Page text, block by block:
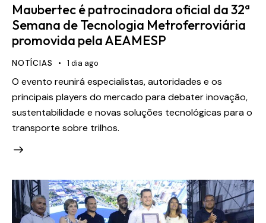
Maubertec é patrocinadora oficial da 32ª
Semana de Tecnologia Metroferroviária
promovida pela AEAMESP
NOTÍCIAS 1 dia ago
O evento reunirá especialistas, autoridades e os
principais players do mercado para debater inovação,
sustentabilidade e novas soluções tecnológicas para o
transporte sobre trilhos.